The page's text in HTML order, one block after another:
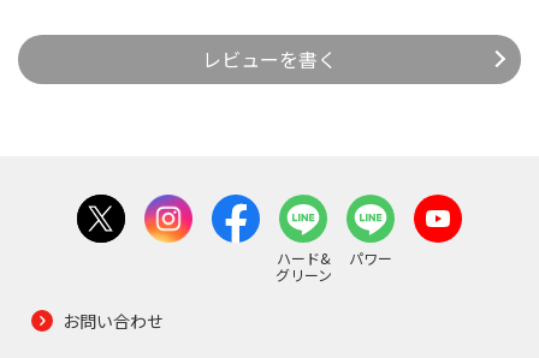
レビューを書く
ハード&
グリーン
パワー
お問い合わせ